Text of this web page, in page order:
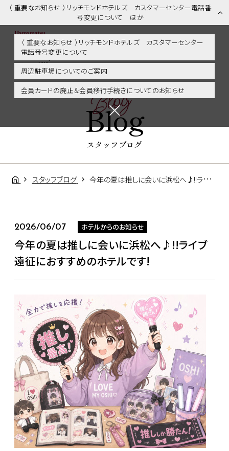
（ 重要なお知らせ ）リッチモンドホテルズ カスタマーセンター電話番
号変更について ほか
（ 重要なお知らせ ）リッチモンドホテルズ カスタマーセンター
電話番号変更について
周辺駐車場についてのご案内
会員カードの廃止＆会員移行手続きについてのお知らせ
スタッフブログ | 浜松市内・掛川・静岡エリアに好アクセス！リッチモ
ンドホテル浜松
Blog
Blog
スタッフブログ
スタッフブログ 今年の夏は推しに会いに浜松へ♪!!ライブ遠征におすすめのホテルです!
2026/06/07 ホテルからのお知らせ
今年の夏は推しに会いに浜松へ♪!!ライブ
遠征におすすめのホテルです!